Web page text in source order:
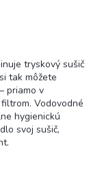
tryskový sušič
tak môžete
priamo v
Vodovodné
hygienickú
svoj sušič,